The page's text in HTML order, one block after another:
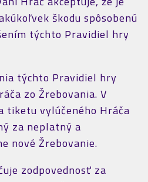
škodu spôsobenú
týchto Pravidiel hry
týchto Pravidiel hry
zo Žrebovania. V
tiketu vylúčeného Hráča
za neplatný a
nové Žrebovanie.
zodpovednosť za